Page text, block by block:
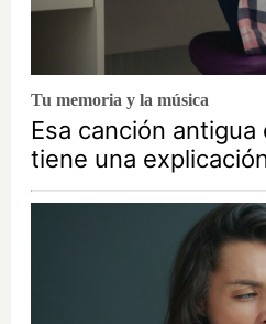
Tu memoria y la música
Esa canción
tiene una